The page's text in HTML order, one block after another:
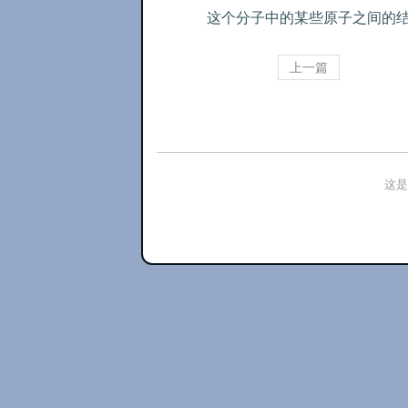
这个分子中的某些原子之间的
上一篇
这